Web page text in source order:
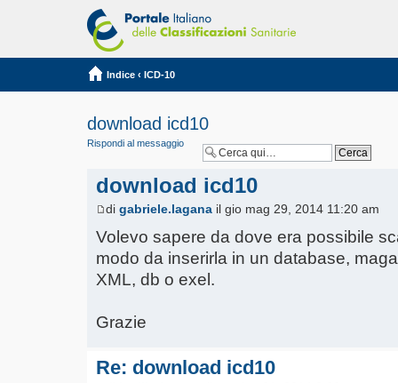
Indice ‹ ICD-10
download icd10
Rispondi al messaggio
download icd10
di gabriele.lagana il gio mag 29, 2014 11:20 am
Volevo sapere da dove era possibile
modo da inserirla in un database,
XML, db o exel.
Grazie
Re: download icd10